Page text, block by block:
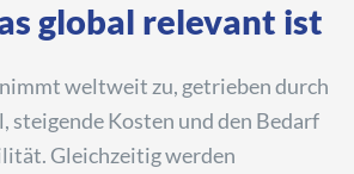
global relevant ist
weltweit zu, getrieben durch
steigende Kosten und den Bedarf
Gleichzeitig werden